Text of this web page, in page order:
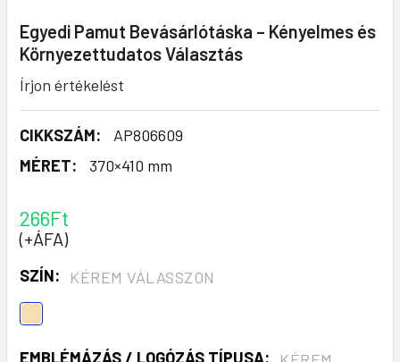
Egyedi Pamut Bevásárlótáska – Kényelmes és
Környezettudatos Választás
Írjon értékelést
CIKKSZÁM:
AP806609
MÉRET:
370×410 mm
266Ft
(+ÁFA)
SZÍN: KÉREM VÁLASSZON
EMBLÉMÁZÁS / LOGÓZÁS TÍPUSA: